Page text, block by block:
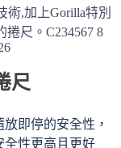
尺
即停的安全性，
全性更高且更好